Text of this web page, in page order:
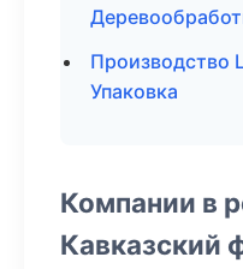
Производство
Упаковка
Компании в
Кавказский